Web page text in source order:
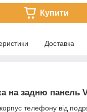
Купити
Доставка
на задню панель
телефону від